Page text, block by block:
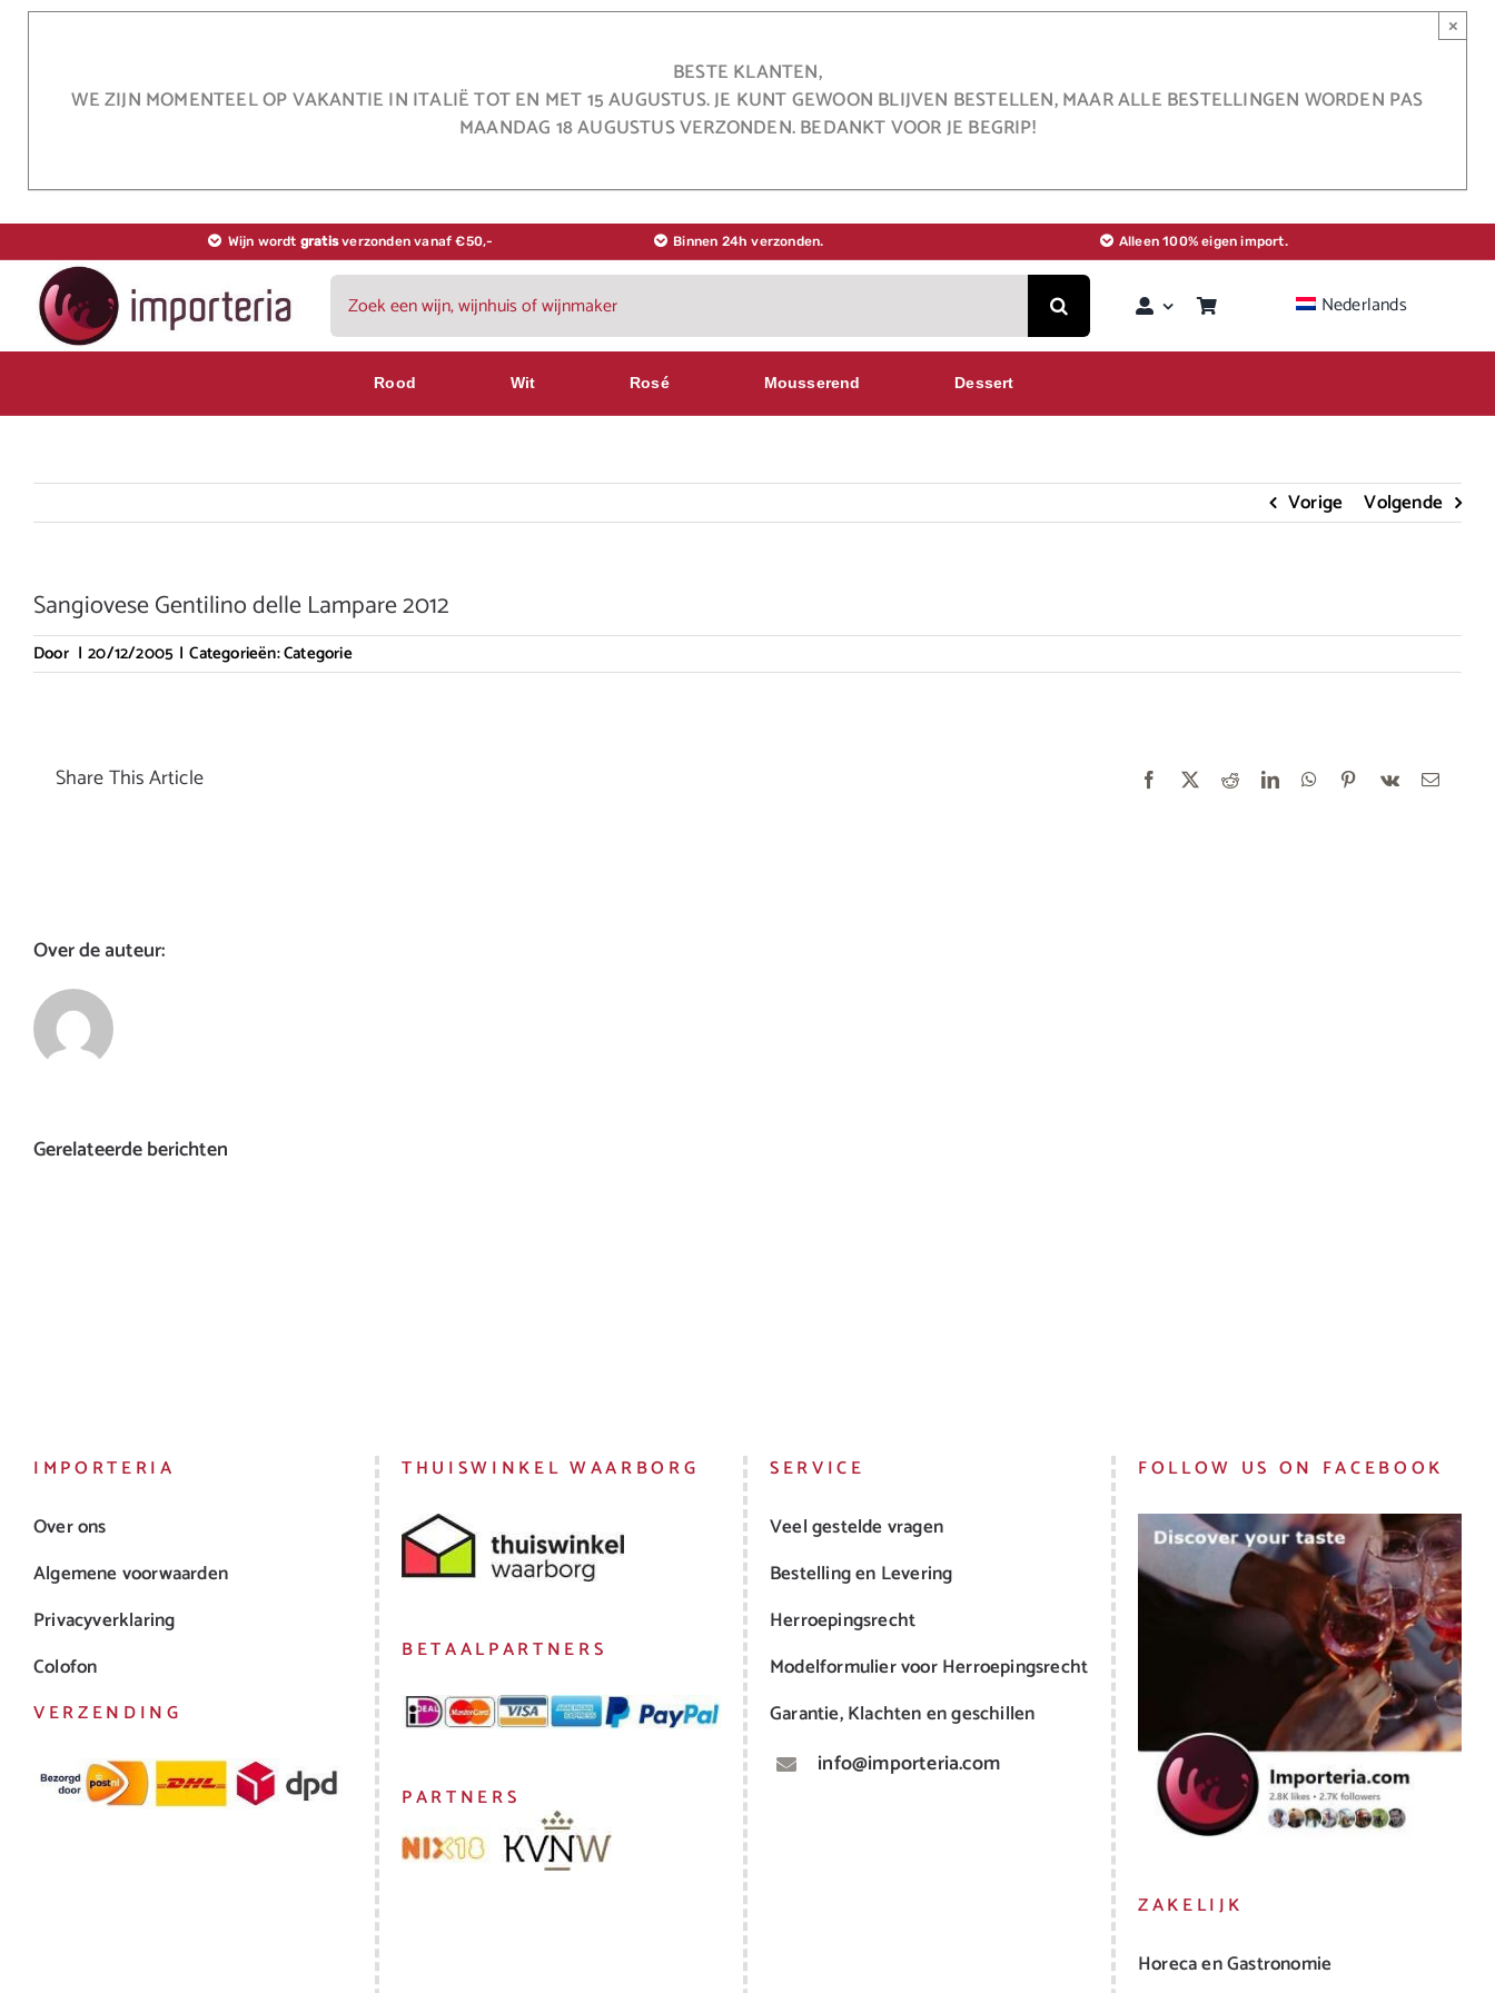
BESTE KLANTEN,
WE ZIJN MOMENTEEL OP VAKANTIE IN ITALIË TOT EN MET 15 AUGUSTUS. JE KUNT GEWOON BLIJVEN BESTELLEN, MAAR ALLE BESTELLINGEN WORDEN PAS
MAANDAG 18 AUGUSTUS VERZONDEN. BEDANKT VOOR JE BEGRIP!
×
Wijn wordt gratisverzonden vanaf €50,- Binnen 24h verzonden. Alleen 100% eigen import.
Zoeken
naar:
Nederlands
Rood Wit Rosé Mousserend Dessert
Vorige Volgende
Sangiovese Gentilino delle Lampare 2012
Door | 20/12/2005 | Categorieën:Categorie
Share This Article Facebook
X RedditLinkedInWhatsApp
Pinterest
Vk
E-
Over de auteur:
Gerelateerde berichten
IMPORTERIA
Over ons
Algemene voorwaarden
Privacyverklaring
Colofon
VERZENDING
THUISWINKEL WAARBORG
BETAALPARTNERS
PARTNERS
SERVICE
Veel gestelde vragen
Bestelling en Levering
Herroepingsrecht
Modelformulier voor Herroepingsrecht
Garantie, Klachten en geschillen
info@importeria.com
FOLLOW US ON FACEBOOK
ZAKELIJK
Horeca en Gastronomie